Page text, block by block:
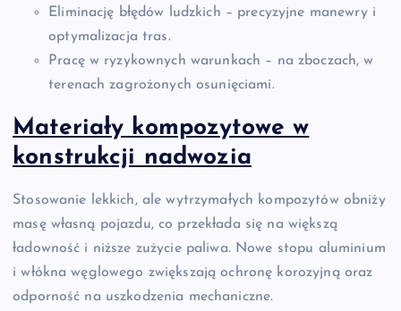
Eliminację błędów ludzkich – precyzyjne manewry i
optymalizacja tras.
Pracę w ryzykownych warunkach – na zboczach, w
terenach zagrożonych osunięciami.
Materiały kompozytowe w
konstrukcji nadwozia
Stosowanie lekkich, ale wytrzymałych kompozytów obniży
masę własną pojazdu, co przekłada się na większą
ładowność i niższe zużycie paliwa. Nowe stopu aluminium
i włókna węglowego zwiększają ochronę korozyjną oraz
odporność na uszkodzenia mechaniczne.